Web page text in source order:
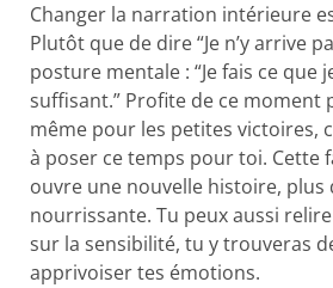
Changer la narration intérieure
Plutôt que de dire “Je n’y arrive
posture mentale : “Je fais ce que
suffisant.” Profite de ce moment
même pour les petites victoires,
à poser ce temps pour toi. Cette
ouvre une nouvelle histoire, plus
nourrissante. Tu peux aussi
sur la sensibilité, tu y trouveras
apprivoiser tes émotions.